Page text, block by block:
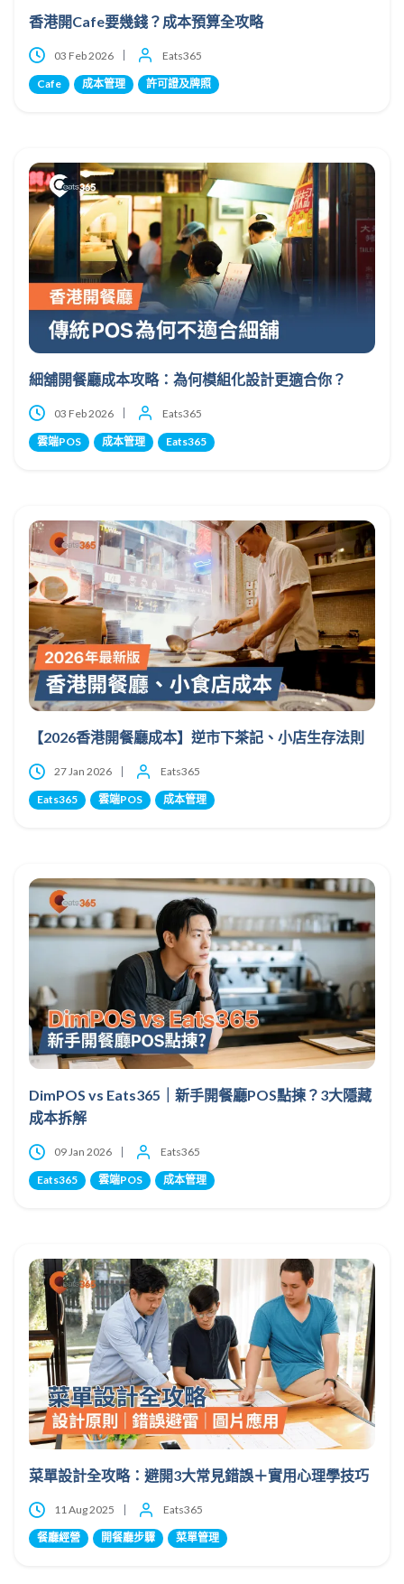
香港開Cafe要幾錢？成本預算全攻略
03 Feb 2026 Eats365
Cafe 成本管理 許可證及牌照
細舖開餐廳成本攻略：為何模組化設計更適合你？
03 Feb 2026 Eats365
雲端POS 成本管理 Eats365
【2026香港開餐廳成本】逆市下茶記、小店生存法則
27 Jan 2026 Eats365
Eats365 雲端POS 成本管理
DimPOS vs Eats365｜新手開餐廳POS點揀？3大隱藏
成本拆解
09 Jan 2026 Eats365
Eats365 雲端POS 成本管理
菜單設計全攻略：避開3大常見錯誤＋實用心理學技巧
11 Aug 2025 Eats365
餐廳經營 開餐廳步驟 菜單管理